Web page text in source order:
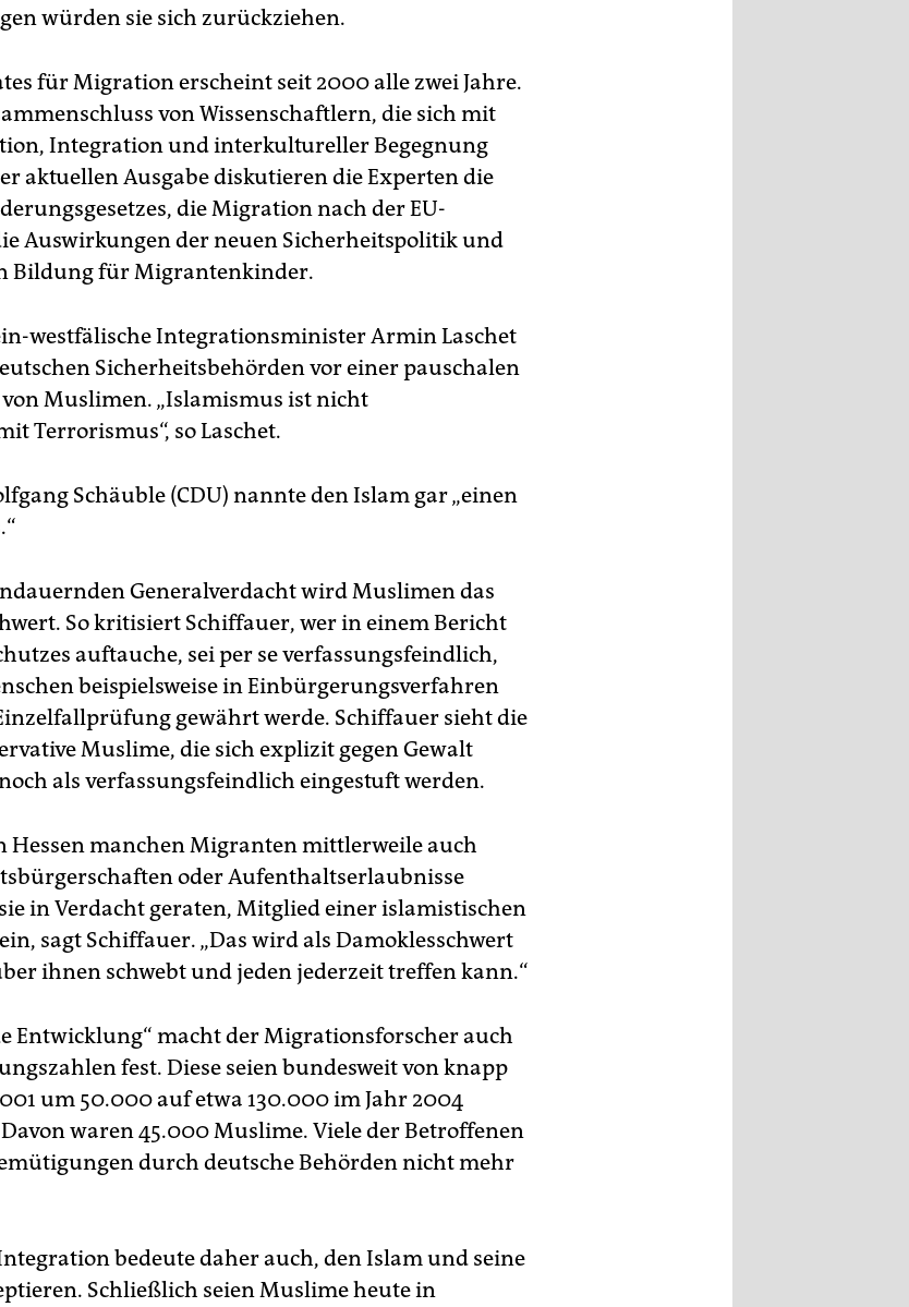
würden sie sich zurückziehen.
für Migration erscheint seit 2000 alle zwei Jahre.
von Wissenschaftlern, die sich mit
Integration und interkultureller Begegnung
aktuellen Ausgabe diskutieren die Experten die
die Migration nach der EU-
Auswirkungen der neuen Sicherheitspolitik und
Bildung für Migrantenkinder.
westfälische Integrationsminister Armin Laschet
Sicherheitsbehörden vor einer pauschalen
Muslimen. „Islamismus ist nicht
Terrorismus“, so Laschet.
Schäuble (CDU) nannte den Islam gar „einen
Generalverdacht wird Muslimen das
So kritisiert Schiffauer, wer in einem Bericht
auftauche, sei per se verfassungsfeindlich,
beispielsweise in Einbürgerungsverfahren
gewährt werde. Schiffauer sieht die
Muslime, die sich explizit gegen Gewalt
als verfassungsfeindlich eingestuft werden.
Hessen manchen Migranten mittlerweile auch
oder Aufenthaltserlaubnisse
in Verdacht geraten, Mitglied einer islamistischen
sagt Schiffauer. „Das wird als Damoklesschwert
ihnen schwebt und jeden jederzeit treffen kann.“
Entwicklung“ macht der Migrationsforscher auch
fest. Diese seien bundesweit von knapp
um 50.000 auf etwa 130.000 im Jahr 2004
waren 45.000 Muslime. Viele der Betroffenen
durch deutsche Behörden nicht mehr
bedeute daher auch, den Islam und seine
Schließlich seien Muslime heute in